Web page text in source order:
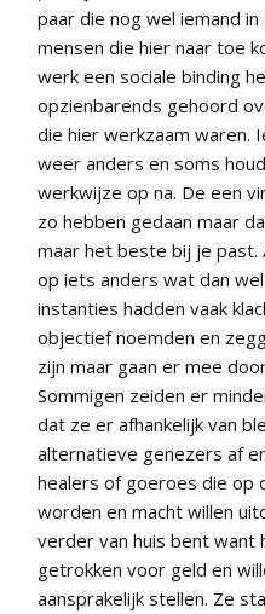
paar die nog wel iemand
mensen die hier naar toe
werk een sociale binding
opzienbarends gehoord
die hier werkzaam waren.
weer anders en soms
werkwijze op na. De een
zo hebben gedaan maar
maar het beste bij je
op iets anders wat dan
instanties hadden vaak
objectief noemden en
zijn maar gaan er mee
Sommigen zeiden er
dat ze er afhankelijk van
alternatieve genezers af
healers of goeroes die op
worden en macht willen
verder van huis bent
getrokken voor geld en
aansprakelijk stellen. Ze